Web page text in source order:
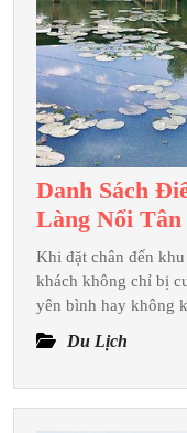
Danh Sách
Làng Nổi
Khi đặt chân đến
khách không chỉ bị
yên bình hay không
Du Lịch